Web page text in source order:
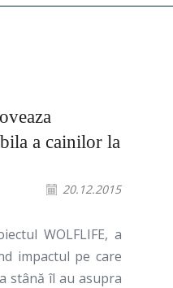
a cainilor la
20.12.2015
WOLFLIFE, a
impactul pe care
stână îl au asupra